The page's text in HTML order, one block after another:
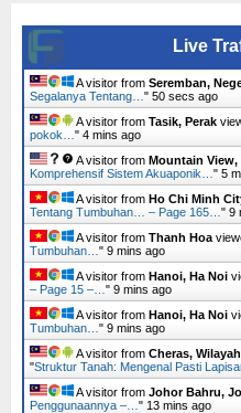
Live
A visitor from Seremban,
Segalanya Tentang… " 51 secs ago
A visitor from Tasik, Perak
pokok… " 4 mins ago
A visitor from Mountain
Komprehensif Sistem Akuaponik… " 5
A visitor from Ho Chi Minh
Tentang Tumbuhan… – Page 165… " 9
A visitor from Thanh Hoa
Tumbuhan… " 9 mins ago
A visitor from Hanoi, Ha Noi
– Page 15 –… " 9 mins ago
A visitor from Hanoi, Ha Noi
Tumbuhan… " 9 mins ago
A visitor from Cheras,
"Struktur Tanah: Mengenal Pasti
A visitor from Johor Bahru,
Penggunaannya –… " 13 mins ago